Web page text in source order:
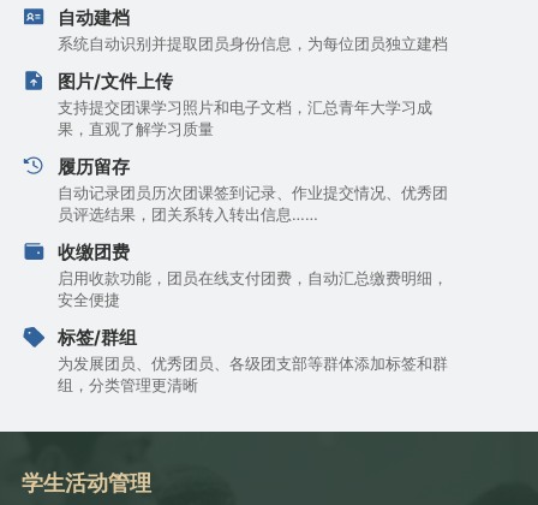
自动建档
系统自动识别并提取团员身份信息，为每位团员独立建档
图片/文件上传
支持提交团课学习照片和电子文档，汇总青年大学习成
果，直观了解学习质量
履历留存
自动记录团员历次团课签到记录、作业提交情况、优秀团
员评选结果，团关系转入转出信息……
收缴团费
启用收款功能，团员在线支付团费，自动汇总缴费明细，
安全便捷
标签/群组
为发展团员、优秀团员、各级团支部等群体添加标签和群
组，分类管理更清晰
学生活动管理